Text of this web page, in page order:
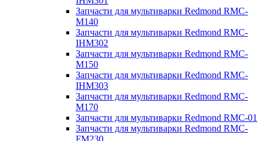
Запчасти для мультиварки Redmond RMC-
M140
Запчасти для мультиварки Redmond RMC-
IHM302
Запчасти для мультиварки Redmond RMC-
M150
Запчасти для мультиварки Redmond RMC-
IHM303
Запчасти для мультиварки Redmond RMC-
M170
Запчасти для мультиварки Redmond RMC-01
Запчасти для мультиварки Redmond RMC-
FM230